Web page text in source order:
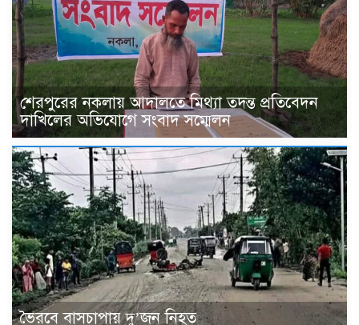
শেরপুরের নকলায় আদালতে মিথ্যা তদন্ত প্রতিবেদন
দাখিলের অভিযোগে সংবাদ সম্মেলন
ভৈরবে বাসচাপায় দু’জন নিহত